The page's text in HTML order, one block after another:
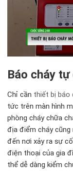
Báo cháy
Chỉ cần thiết bị báo
tức trên màn hình
phòng cháy chữa
địa điểm cháy
đến nơi xảy ra sự
điện thoại của gia
thể dễ dàng kiểm